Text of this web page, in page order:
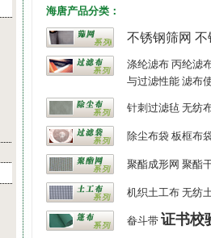
海唐产品分类：
不锈钢筛网 不
涤纶滤布 丙纶滤
与过滤性能滤布
针刺过滤毡 无纺
除尘布袋 板框布
聚酯成形网 聚酯
机织土工布 无纺
畚斗带 证书校